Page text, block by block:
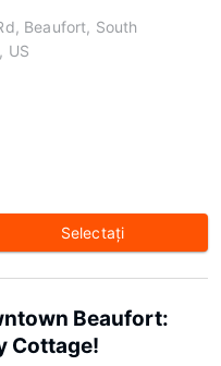
Beaufort, South
US
Selectaţi
Beaufort:
Cottage!